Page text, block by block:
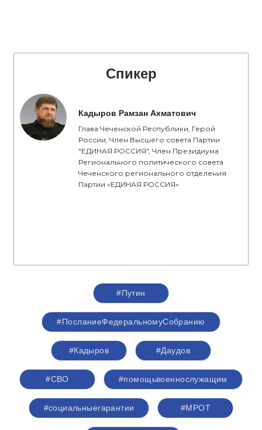
Спикер
Кадыров Рамзан Ахматович
Глава Чеченской Республики, Герой
России, Член Высшего совета Партии
"ЕДИНАЯ РОССИЯ", Член Президиума
Регионального политического совета
Чеченского регионального отделения
Партии «ЕДИНАЯ РОССИЯ»
#Путин
#ПосланиеФедеральномуСобранию
#Кадыров #Даудов
#СВО #помощьвоеннослужащим
#социальныегарантии #МРОТ